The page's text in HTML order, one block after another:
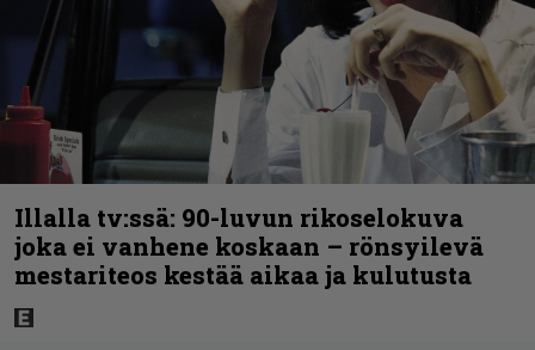
Illalla tv:ssä: 90-luvun rikoselokuva
joka ei vanhene koskaan – rönsyilevä
mestariteos kestää aikaa ja kulutusta